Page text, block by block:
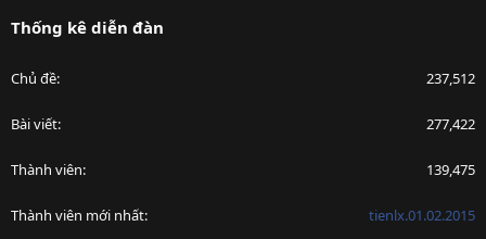
Thống kê diễn đàn
Chủ đề 237,512
Bài viết 277,422
Thành viên 139,475
Thành viên mới nhất tienlx.01.02.2015